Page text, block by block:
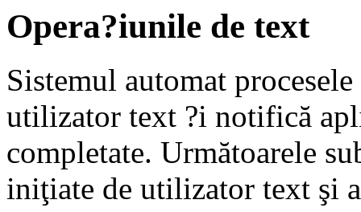
Opera?iunile de text
Sistemul automat
utilizator text ?i notifică
completate. Următoarele
iniţiate de utilizator text şi